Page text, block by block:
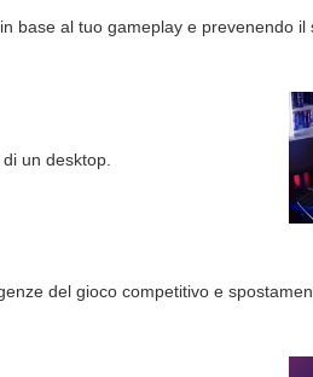
base al tuo gameplay e prevenendo il
un desktop.
del gioco competitivo e